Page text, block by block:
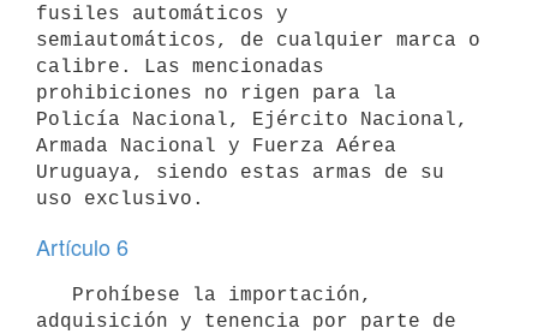
fusiles automáticos y
semiautomáticos, de cualquier marca o
calibre. Las mencionadas
prohibiciones no rigen para la
Policía Nacional, Ejército Nacional,
Armada Nacional y Fuerza Aérea
Uruguaya, siendo estas armas de su
Artículo 6
adquisición y tenencia por parte de